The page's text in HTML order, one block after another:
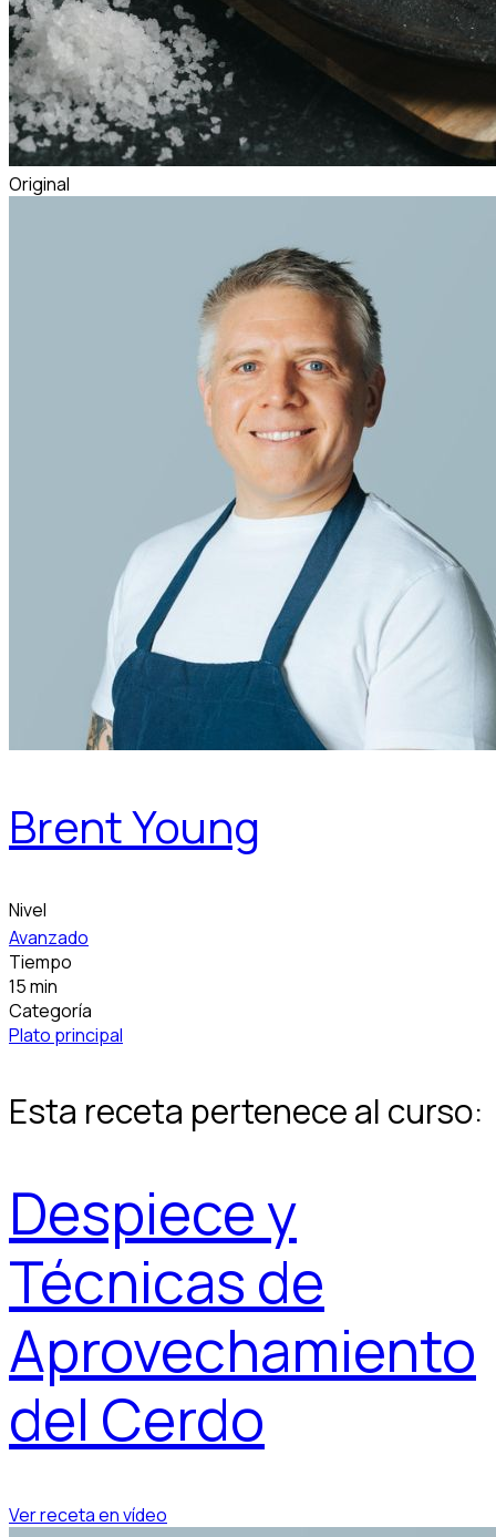
Original
Brent Young
Nivel
Avanzado
Tiempo
15 min
Categoría
Plato principal
Esta receta pertenece al curso:
Despiece y
Técnicas de
Aprovechamiento
del Cerdo
Ver receta en vídeo